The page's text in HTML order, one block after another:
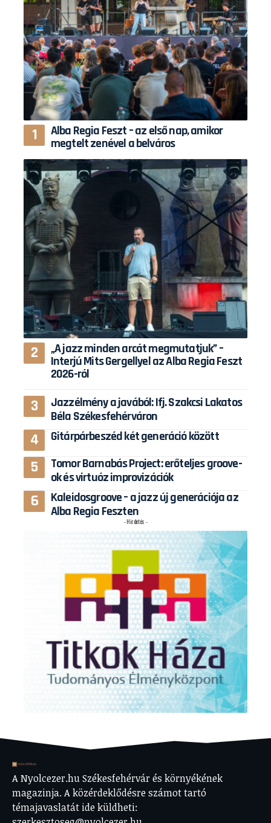
Alba Regia Feszt – az első nap, amikor
megtelt zenével a belváros
„A jazz minden arcát megmutatjuk” –
Interjú Mits Gergellyel az Alba Regia Feszt
2026-ról
Jazzélmény a javából: Ifj. Szakcsi Lakatos
Béla Székesfehérváron
Gitárpárbeszéd két generáció között
Tomor Barnabás Project: erőteljes groove-
ok és virtuóz improvizációk
Kaleidosgroove – a jazz új generációja az
Alba Regia Feszten
- Hirdetés -
A Nyolcezer.hu Székesfehérvár és környékének
magazinja. A közérdeklődésre számot tartó
témajavaslatát ide küldheti: